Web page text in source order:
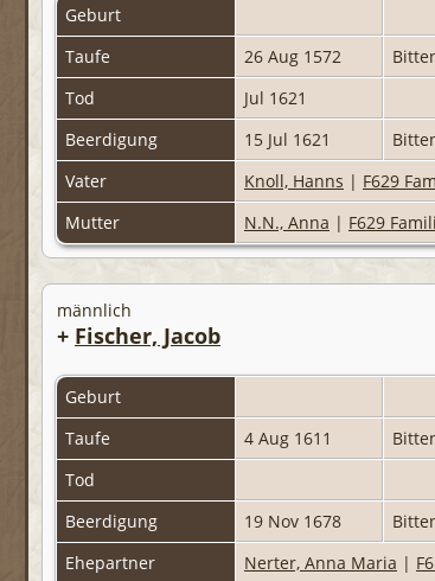
Geburt
Taufe
26 Aug 1572
Tod
Jul 1621
Beerdigung
15 Jul 1621
Vater
Knoll, Hanns | F629
Mutter
N.N., Anna | F629
männlich
+ Fischer, Jacob
Geburt
Taufe
4 Aug 1611
Tod
Beerdigung
19 Nov 1678
Ehepartner
Nerter, Anna Maria |